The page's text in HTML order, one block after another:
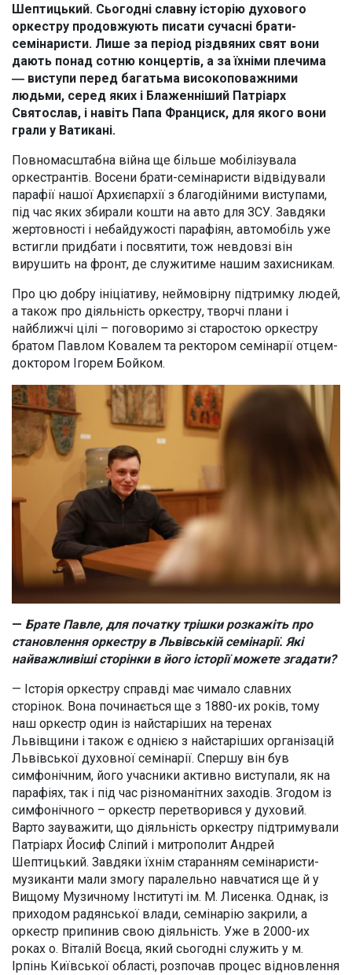
Шептицький. Сьогодні славну історію духового
оркестру продовжують писати сучасні брати-
семінаристи. Лише за період різдвяних свят вони
дають понад сотню концертів, а за їхніми плечима
― виступи перед багатьма високоповажними
людьми, серед яких і Блаженніший Патріарх
Святослав, і навіть Папа Франциск, для якого вони
грали у Ватикані.
Повномасштабна війна ще більше мобілізувала
оркестрантів. Восени брати-семінаристи відвідували
парафії нашої Архиєпархії з благодійними виступами,
під час яких збирали кошти на авто для ЗСУ. Завдяки
жертовності і небайдужості парафіян, автомобіль уже
встигли придбати і посвятити, тож невдовзі він
вирушить на фронт, де служитиме нашим захисникам.
Про цю добру ініціативу, неймовірну підтримку людей,
а також про діяльність оркестру, творчі плани і
найближчі цілі – поговоримо зі старостою оркестру
братом Павлом Ковалем та ректором семінарії отцем-
доктором Ігорем Бойком.
— Брате Павле, для початку трішки розкажіть про
становлення оркестру в Львівській семінарії. Які
найважливіші сторінки в його історії можете згадати?
— Історія оркестру справді має чимало славних
сторінок. Вона починається ще з 1880-их років, тому
наш оркестр один із найстаріших на теренах
Львівщини і також є однією з найстаріших організацій
Львівської духовної семінарії. Спершу він був
симфонічним, його учасники активно виступали, як на
парафіях, так і під час різноманітних заходів. Згодом із
симфонічного – оркестр перетворився у духовий.
Варто зауважити, що діяльність оркестру підтримували
Патріарх Йосиф Сліпий і митрополит Андрей
Шептицький. Завдяки їхнім старанням семінаристи-
музиканти мали змогу паралельно навчатися ще й у
Вищому Музичному Інституті ім. М. Лисенка. Однак, із
приходом радянської влади, семінарію закрили, а
оркестр припинив свою діяльність. Уже в 2000-их
роках о. Віталій Воєца, який сьогодні служить у м.
Ірпінь Київської області, розпочав процес відновлення